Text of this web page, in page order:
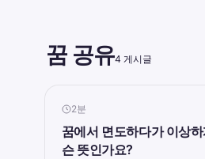
꿈 공유4 게시글
2분
꿈에서 면도하다가 이상
슨 뜻인가요?